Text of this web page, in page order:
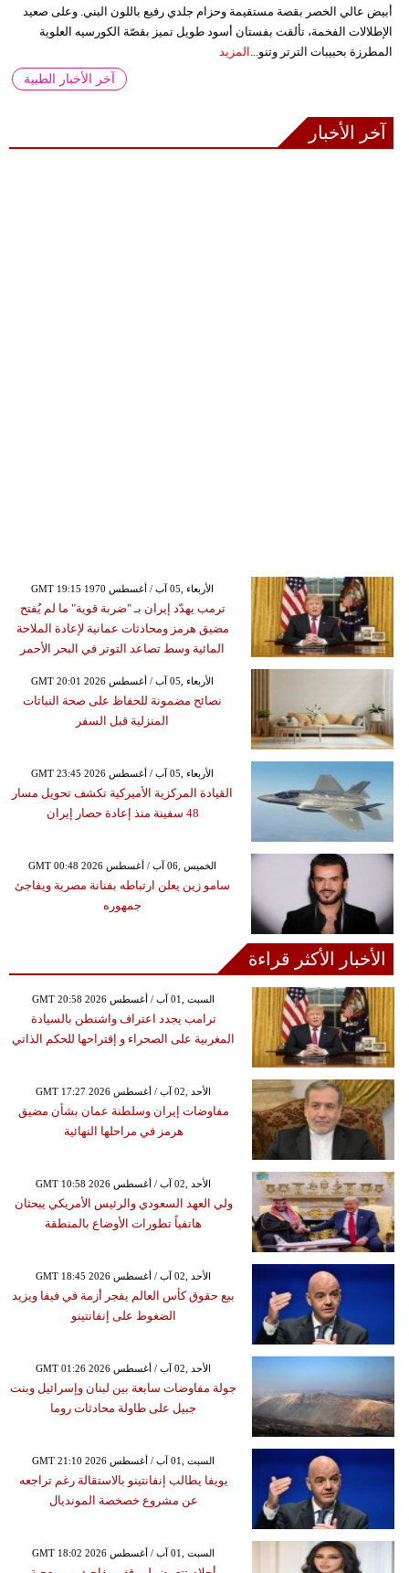
أبيض عالي الخصر بقصة مستقيمة وحزام جلدي رفيع باللون البني. وعلى صعيد
الإطلالات الفخمة، تألقت بفستان أسود طويل تميز بقصّة الكورسيه العلوية
المطرزة بحبيبات الترتر وتنو... المزيد
آخر الأخبار الطبية
آخر الأخبار
GMT 19:15 1970 الأربعاء ,05 آب / أغسطس
ترمب يهدّد إيران بـ "ضربة قوية" ما لم يُفتح
مضيق هرمز ومحادثات عمانية لإعادة الملاحة
المائية وسط تصاعد التوتر في البحر الأحمر
GMT 20:01 2026 الأربعاء ,05 آب / أغسطس
نصائح مضمونة للحفاظ على صحة النباتات
المنزلية قبل السفر
GMT 23:45 2026 الأربعاء ,05 آب / أغسطس
القيادة المركزية الأميركية تكشف تحويل مسار
48 سفينة منذ إعادة حصار إيران
GMT 00:48 2026 الخميس ,06 آب / أغسطس
سامو زين يعلن ارتباطه بفنانة مصرية ويفاجئ
جمهوره
الأخبار الأكثر قراءة
GMT 20:58 2026 السبت ,01 آب / أغسطس
ترامب يجدد اعتراف واشنطن بالسيادة
المغربية على الصحراء و إقتراحها للحكم الذاتي
GMT 17:27 2026 الأحد ,02 آب / أغسطس
مفاوضات إيران وسلطنة عمان بشأن مضيق
هرمز في مراحلها النهائية
GMT 10:58 2026 الأحد ,02 آب / أغسطس
ولي العهد السعودي والرئيس الأمريكي يبحثان
هاتفياً تطورات الأوضاع بالمنطقة
GMT 18:45 2026 الأحد ,02 آب / أغسطس
بيع حقوق كأس العالم يفجر أزمة في فيفا ويزيد
الضغوط على إنفانتينو
GMT 01:26 2026 الأحد ,02 آب / أغسطس
جولة مفاوضات سابعة بين لبنان وإسرائيل وبنت
جبيل على طاولة محادثات روما
GMT 21:10 2026 السبت ,01 آب / أغسطس
يويفا يطالب إنفانتينو بالاستقالة رغم تراجعه
عن مشروع خصخصة المونديال
GMT 18:02 2026 السبت ,01 آب / أغسطس